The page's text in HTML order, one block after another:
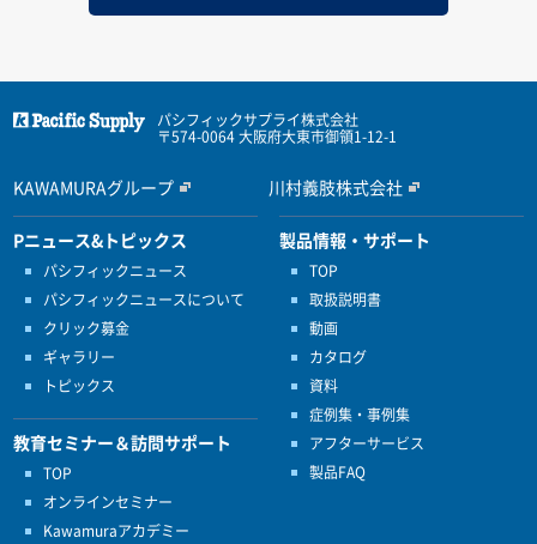
パシフィックサプライ株式会社
〒574-0064 大阪府大東市御領1-12-1
KAWAMURAグループ 川村義肢株式会社
Pニュース&トピックス
パシフィックニュース
パシフィックニュースについて
クリック募金
ギャラリー
トピックス
教育セミナー＆訪問サポート
TOP
オンラインセミナー
Kawamuraアカデミー
製品情報・サポート
TOP
取扱説明書
動画
カタログ
資料
症例集・事例集
アフターサービス
製品FAQ